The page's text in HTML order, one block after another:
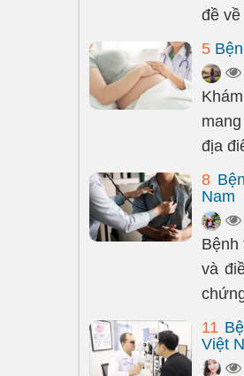
đề
5
địa
8
Nam
Bệnh
và
11
Việt